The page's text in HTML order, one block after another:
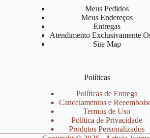
Meus Pedidos
Meus Endereços
Entregas
Atendimento Exclusivamente
Site Map
Políticas
Políticas de Entrega
Cancelamentos e
Termos de Uso
Política de Privacidade
Produtos Personalizados